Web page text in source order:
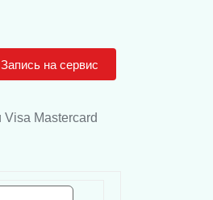
Запись на сервис